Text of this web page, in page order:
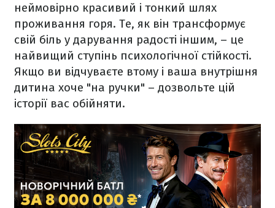
неймовірно красивий і тонкий шлях
проживання горя. Те, як він трансформує
свій біль у дарування радості іншим, – це
найвищий ступінь психологічної стійкості.
Якщо ви відчуваєте втому і ваша внутрішня
дитина хоче "на ручки" – дозвольте цій
історії вас обійняти.